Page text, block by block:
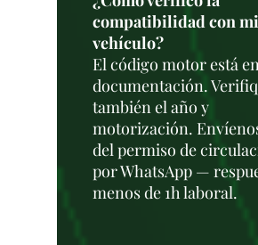
compatibilidad con mi
vehículo?
El código motor está
documentación.
también el año y
motorización.
del permiso de
por WhatsApp —
menos de 1h laboral.